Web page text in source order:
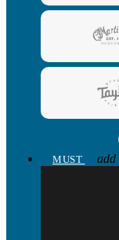
MUST
add